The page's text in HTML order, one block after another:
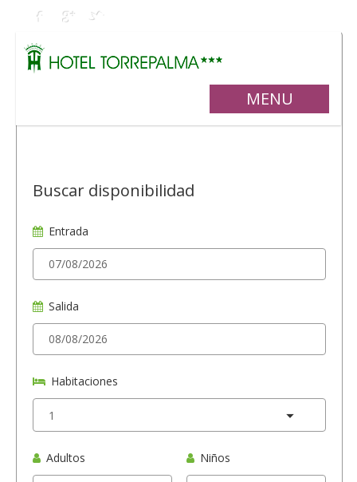
MENU
Buscar disponibilidad
Entrada
Salida
Habitaciones
Adultos Niños